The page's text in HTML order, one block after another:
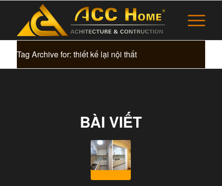
Tag Archive for: thiết kế lại nội thất
BÀI VIẾT